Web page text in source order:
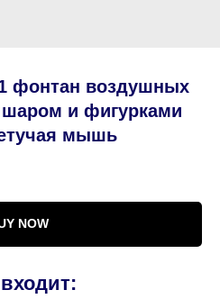
фонтан воздушных
и фигурками
мышь
NOW